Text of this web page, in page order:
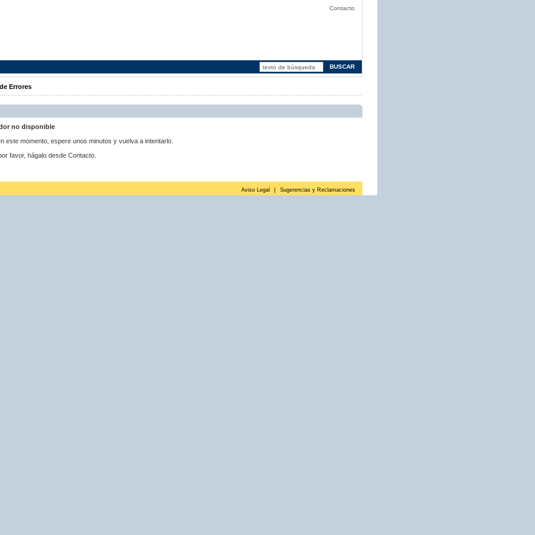
Contacto
Errores
no disponible
este momento, espere unos minutos y vuelva a intentarlo.
favor, hágalo desde Contacto.
Aviso Legal Sugerencias y Reclamaciones